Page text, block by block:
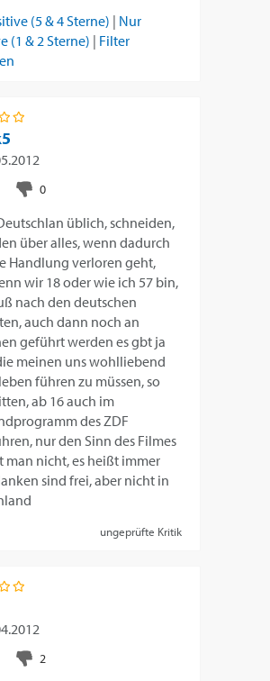
(5 & 4 Sterne) | Nur
(1 & 2 Sterne) | Filter
üblich, schneiden,
über alles, wenn dadurch
Handlung verloren geht,
wir 18 oder wie ich 57 bin,
nach den deutschen
auch dann noch an
geführt werden es gbt ja
meinen uns wohlliebend
führen zu müssen, so
ab 16 auch im
des ZDF
nur den Sinn des Filmes
man nicht, es heißt immer
sind frei, aber nicht in
ungeprüfte Kritik